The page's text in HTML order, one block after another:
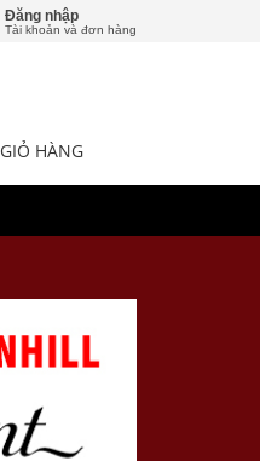
Đăng nhập
Tài khoản và đơn hàng
GIỎ HÀNG